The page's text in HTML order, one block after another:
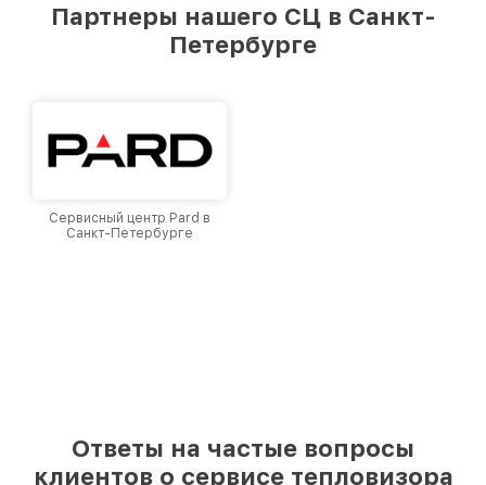
лучшим сервисным центром Legat в городе
Санкт-Петербурге, постоянно повышая
Партнеры нашего СЦ в Санкт-
Петербурге
Сервисный центр Pard в
Санкт-Петербурге
Ответы на частые вопросы
клиентов о сервисе тепловизора